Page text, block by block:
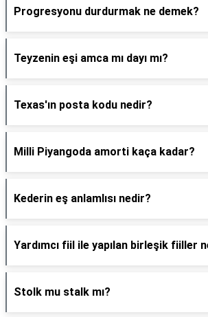
Progresyonu durdurmak ne demek?
Teyzenin eşi amca mı dayı mı?
Texas'ın posta kodu nedir?
Milli Piyangoda amorti kaça kadar?
Kederin eş anlamlısı nedir?
Yardımcı fiil ile yapılan birleşik fiiller
Stolk mu stalk mı?